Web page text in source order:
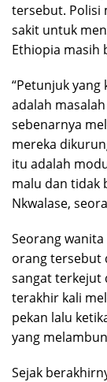
tersebut. Polisi
sakit untuk
Ethiopia masih
“Petunjuk
adalah
sebenarnya
mereka
itu adalah
malu dan tidak
Nkwalase,
Seorang
orang tersebut
sangat terkejut
terakhir kali
pekan lalu
yang
Sejak